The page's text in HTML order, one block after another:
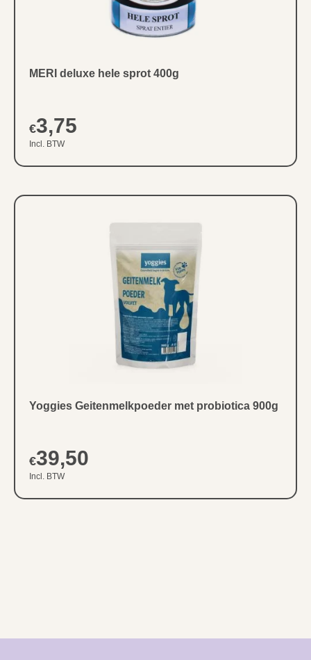
MERI deluxe hele sprot 400g
€3,75
Incl. BTW
Yoggies Geitenmelkpoeder met probiotica 900g
€39,50
Incl. BTW